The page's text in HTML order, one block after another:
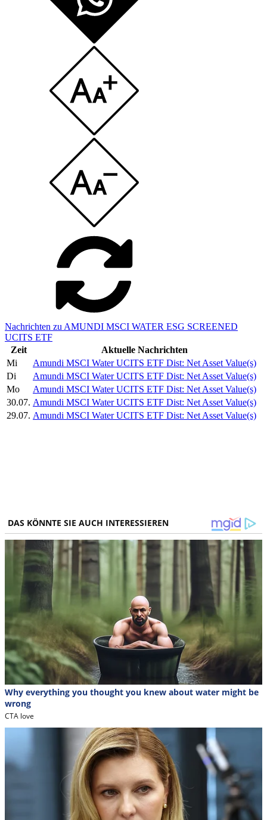
Nachrichten zu AMUNDI MSCI WATER ESG SCREENED
UCITS ETF
Zeit
Aktuelle Nachrichten
Mi
Amundi MSCI Water UCITS ETF Dist: Net Asset Value(s)
Di
Amundi MSCI Water UCITS ETF Dist: Net Asset Value(s)
Mo
Amundi MSCI Water UCITS ETF Dist: Net Asset Value(s)
30.07. Amundi MSCI Water UCITS ETF Dist: Net Asset Value(s)
29.07. Amundi MSCI Water UCITS ETF Dist: Net Asset Value(s)